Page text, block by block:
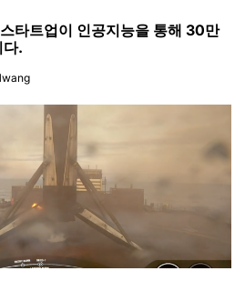
타트업이 인공지능을 통해 30만
다.